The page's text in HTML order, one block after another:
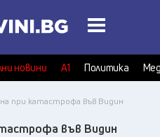
новини А1 Политика
при катастрофа във Видин
във Видин